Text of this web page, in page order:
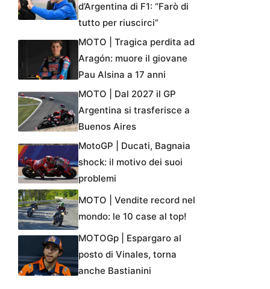
d’Argentina di F1: “Farò di
tutto per riuscirci”
MOTO | Tragica perdita ad
Aragón: muore il giovane
Pau Alsina a 17 anni
MOTO | Dal 2027 il GP
Argentina si trasferisce a
Buenos Aires
MotoGP | Ducati, Bagnaia
shock: il motivo dei suoi
problemi
MOTO | Vendite record nel
mondo: le 10 case al top!
MOTOGp | Espargaro al
posto di Vinales, torna
anche Bastianini